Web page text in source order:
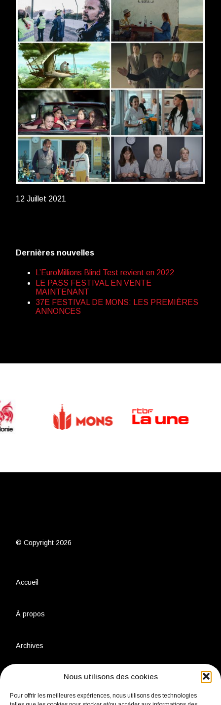
Nous utilisons des cookies
Pour offrir les meilleures expériences, nous utilisons des technologies
12 Juillet 2021
Dernières nouvelles
L’EuroMillions Blind Test revient en 2022
LE PASS FESTIVAL EN VENTE
MAINTENANT
37E FESTIVAL DE MONS: LES PREMIÈRES
ANNONCES
© Copyright 2026
Accueil
À propos
Archives
Charte environnementale